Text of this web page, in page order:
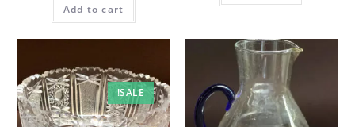
Add to cart
SALE!